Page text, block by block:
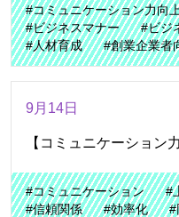
#コミュニケーション力向
#ビジネスマナー
#ビジ
#人材育成
#創業企業者
9月14日
【コミュニケーション
#コミュニケーション #
#信頼関係
#効率化 #